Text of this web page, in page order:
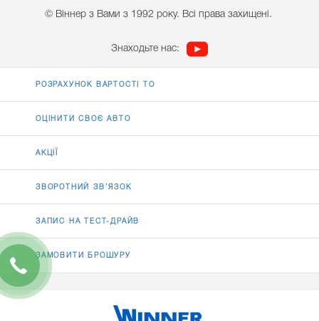
© Віннер з Вами з 1992 року. Всі права захищені.
Знаходьте нас:
РОЗРАХУНОК ВАРТОСТІ ТО
ОЦІНИТИ СВОЄ АВТО
АКЦІЇ
ЗВОРОТНИЙ ЗВ’ЯЗОК
ЗАПИС НА ТЕСТ-ДРАЙВ
ЗАМОВИТИ БРОШУРУ